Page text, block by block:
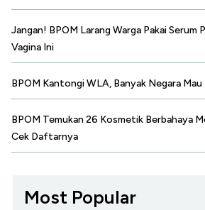
Jangan! BPOM Larang Warga Pakai Serum
Vagina Ini
BPOM Kantongi WLA, Banyak Negara Mau
BPOM Temukan 26 Kosmetik Berbahaya
Cek Daftarnya
Most Popular